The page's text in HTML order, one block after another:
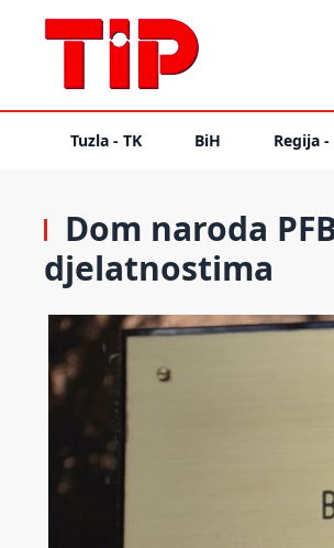
Tuzla - TK BiH Regija
Dom naroda
djelatnostima